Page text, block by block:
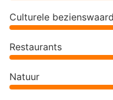
Culturele
Restaurants
Natuur